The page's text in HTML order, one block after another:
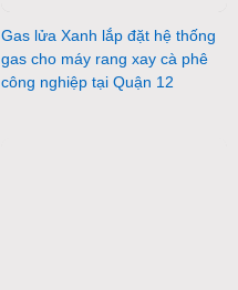
Gas lửa Xanh lắp đặt hệ thống
gas cho máy rang xay cà phê
công nghiệp tại Quận 12